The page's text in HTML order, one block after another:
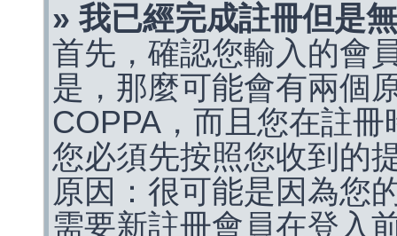
» 我已經完成註冊但是
首先，確認您輸入的會
是，那麼可能會有兩個
COPPA，而且您在註
您必須先按照您收到的
原因：很可能是因為您
需要新註冊會員在登入